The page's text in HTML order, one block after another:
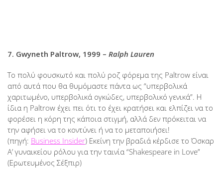
7. Gwyneth Paltrow, 1999 – Ralph Lauren
Το πολύ φουσκωτό και πολύ ροζ φόρεμα της Paltrow είναι
από αυτά που θα θυμόμαστε πάντα ως “υπερβολικά
χαριτωμένο, υπερβολικά ογκώδες, υπερβολικό γενικά”. Η
ίδια η Paltrow έχει πει ότι το έχει κρατήσει και ελπίζει να το
φορέσει η κόρη της κάποια στιγμή, αλλά δεν πρόκειται να
την αφήσει να το κοντύνει ή να το μεταποιήσει!
(πηγή: Business Insider) Εκείνη την βραδιά κέρδισε το Όσκαρ
Α’ γυναικείου ρόλου για την ταινία “Shakespeare in Love”
(Ερωτευμένος Σέξπιρ)